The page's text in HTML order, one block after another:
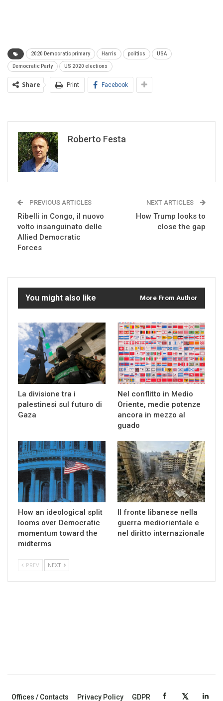
2020 Democratic primary Harris politics USA
Democratic Party US 2020 elections
Share Print Facebook
Roberto Festa
PREVIOUS ARTICLES
Ribelli in Congo, il nuovo
volto insanguinato delle
Allied Democratic
Forces
NEXT ARTICLES
How Trump looks to
close the gap
You might also like More From Author
La divisione tra i
palestinesi sul futuro di
Gaza
Nel conflitto in Medio
Oriente, medie potenze
ancora in mezzo al
guado
How an ideological split
looms over Democratic
momentum toward the
midterms
Il fronte libanese nella
guerra mediorientale e
nel diritto internazionale
PREV NEXT
Offices / Contacts Privacy Policy GDPR